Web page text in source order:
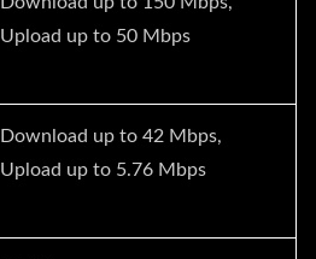
Upload up to 50 Mbps
Download up to 42 Mbps,
Upload up to 5.76 Mbps